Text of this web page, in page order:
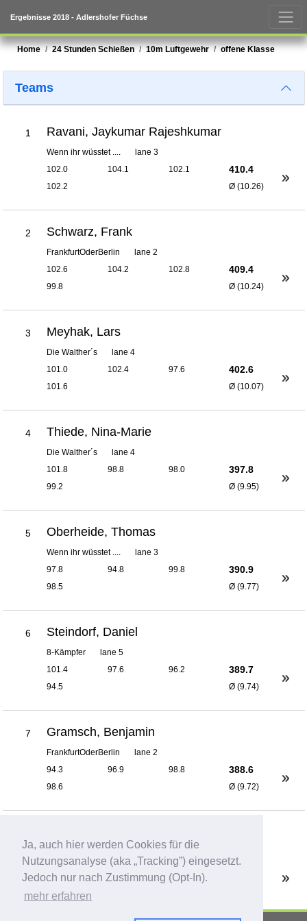
Ja, auch hier werden Cookies für die
Nutzungsanalyse (aka „Tracking”) eingesetzt.
Jedoch nur nach Zustimmung (Opt-In).
mehr erfahren
Ergebnisse 2018 - Adlershofer Füchse
Home 24 Stunden Schießen 10m Luftgewehr offene Klasse
Teams
1 Ravani, Jaykumar Rajeshkumar
Wenn ihr wüsstet ....
lane 3
102.0
104.1
102.1
102.2
410.4
Ø (10.26)
2 Schwarz, Frank
FrankfurtOderBerlin
lane 2
102.6
104.2
102.8
99.8
409.4
Ø (10.24)
3 Meyhak, Lars
Die Walther´s
lane 4
101.0
102.4
97.6
101.6
402.6
Ø (10.07)
4 Thiede, Nina-Marie
Die Walther´s
lane 4
101.8
98.8
98.0
99.2
397.8
Ø (9.95)
5 Oberheide, Thomas
Wenn ihr wüsstet ....
lane 3
97.8
94.8
99.8
98.5
390.9
Ø (9.77)
6 Steindorf, Daniel
8-Kämpfer
lane 5
101.4
97.6
96.2
94.5
389.7
Ø (9.74)
7 Gramsch, Benjamin
FrankfurtOderBerlin
lane 2
94.3
96.9
98.8
98.6
388.6
Ø (9.72)
98.1
91.8
92.7